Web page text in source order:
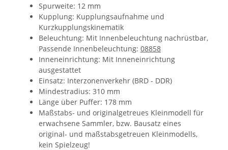
Spurweite: 12 mm
Kupplung: Kupplungsaufnahme und
Kurzkupplungskinematik
Beleuchtung: Mit Innenbeleuchtung nachrüstbar,
Passende Innenbeleuchtung: 08858
Inneneinrichtung: Mit Inneneinrichtung
ausgestattet
Einsatz: Interzonenverkehr (BRD - DDR)
Mindestradius: 310 mm
Länge über Puffer: 178 mm
Maßstabs- und originalgetreues Kleinmodell für
erwachsene Sammler, bzw. Bausatz eines
original- und maßstabsgetreuen Kleinmodells,
kein Spielzeug!